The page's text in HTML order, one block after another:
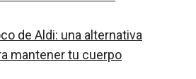
de Aldi: una alternativa
mantener tu cuerpo